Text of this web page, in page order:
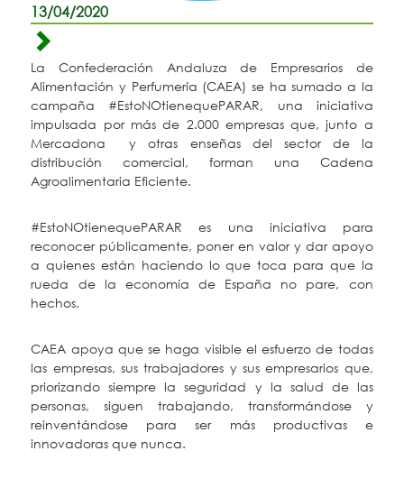
13/04/2020
La Confederación Andaluza de Empresarios de
Alimentación y Perfumería (CAEA) se ha sumado a la
campaña #EstoNOtienequePARAR, una iniciativa
impulsada por más de 2.000 empresas que, junto a
Mercadona y otras enseñas del sector de la
distribución comercial, forman una Cadena
Agroalimentaria Eficiente.
#EstoNOtienequePARAR es una iniciativa para
reconocer públicamente, poner en valor y dar apoyo
a quienes están haciendo lo que toca para que la
rueda de la economía de España no pare, con
hechos.
CAEA apoya que se haga visible el esfuerzo de todas
las empresas, sus trabajadores y sus empresarios que,
priorizando siempre la seguridad y la salud de las
personas, siguen trabajando, transformándose y
reinventándose para ser más productivas e
innovadoras que nunca.